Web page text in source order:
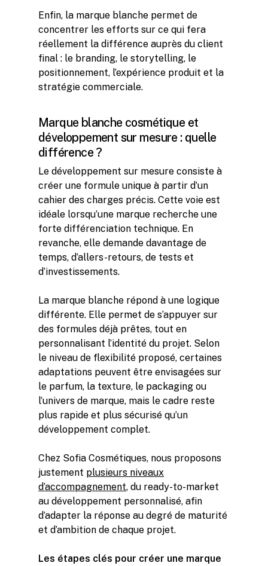
Enfin, la marque blanche permet de
concentrer les efforts sur ce qui fera
réellement la différence auprès du client
final : le branding, le storytelling, le
positionnement, l’expérience produit et la
stratégie commerciale.
Marque blanche cosmétique et
développement sur mesure : quelle
différence ?
Le développement sur mesure consiste à
créer une formule unique à partir d’un
cahier des charges précis. Cette voie est
idéale lorsqu’une marque recherche une
forte différenciation technique. En
revanche, elle demande davantage de
temps, d’allers-retours, de tests et
d’investissements.
La marque blanche répond à une logique
différente. Elle permet de s’appuyer sur
des formules déjà prêtes, tout en
personnalisant l’identité du projet. Selon
le niveau de flexibilité proposé, certaines
adaptations peuvent être envisagées sur
le parfum, la texture, le packaging ou
l’univers de marque, mais le cadre reste
plus rapide et plus sécurisé qu’un
développement complet.
Chez Sofia Cosmétiques, nous proposons
justement plusieurs niveaux
d’accompagnement, du ready-to-market
au développement personnalisé, afin
d’adapter la réponse au degré de maturité
et d’ambition de chaque projet.
Les étapes clés pour créer une marque